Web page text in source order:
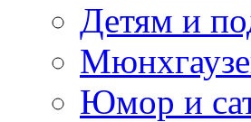
Детям и
Юмор и